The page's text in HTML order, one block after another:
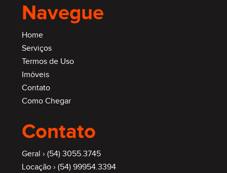
Navegue
Home
Serviços
Termos de Uso
Imóveis
Contato
Como Chegar
Contato
Geral › (54) 3055.3745
Locação › (54) 99954.3394